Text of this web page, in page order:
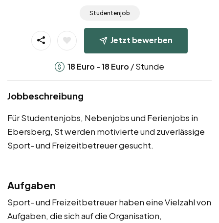
Studentenjob
Jetzt bewerben
18 Euro -18 Euro / Stunde
Jobbeschreibung
Für Studentenjobs, Nebenjobs und Ferienjobs in
Ebersberg, St werden motivierte und zuverlässige
Sport- und Freizeitbetreuer gesucht.
Aufgaben
Sport- und Freizeitbetreuer haben eine Vielzahl von
Aufgaben, die sich auf die Organisation,